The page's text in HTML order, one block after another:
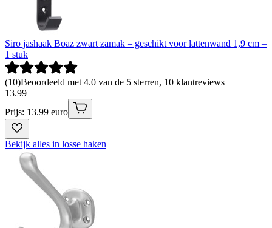
Siro jashaak Boaz zwart zamak – geschikt voor lattenwand 1,9 cm –
1 stuk
(10)Beoordeeld met 4.0 van de 5 sterren, 10 klantreviews
13.99
Prijs: 13.99 euro
Bekijk alles in losse haken